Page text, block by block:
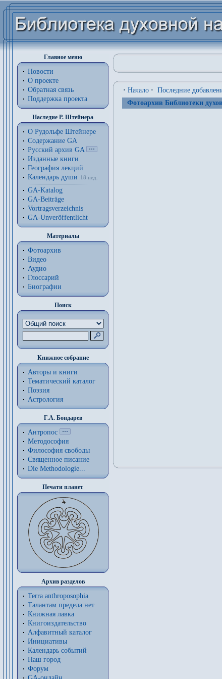
Главное меню
Новости
О проекте
Обратная связь
Поддержка проекта
Наследие Р. Штейнера
О Рудольфе Штейнере
Содержание GA
Русский архив GA
Изданные книги
География лекций
Календарь души
18 нед.
GA-Katalog
GA-Beiträge
Vortragsverzeichnis
GA-Unveröffentlicht
Материалы
Фотоархив
Видео
Аудио
Глоссарий
Биографии
Поиск
Книжное собрание
Авторы и книги
Тематический каталог
Поэзия
Астрология
Г.А. Бондарев
Антропос
Методософия
Философия cвободы
Священное писание
Die Methodologie...
Печати планет
Архив разделов
Terra anthroposophia
Талантам предела нет
Книжная лавка
Книгоиздательство
Алфавитный каталог
Инициативы
Календарь событий
Наш город
Форум
· Начало · Последние
Фотоархив Библиотеки